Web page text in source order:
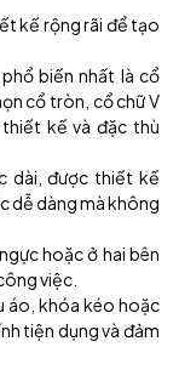
kế rộng rãi để tạo
biến nhất là cổ
cổ tròn, cổ chữ V
kế và đặc thù
dài, được thiết kế
dễ dàng mà không
hoặc ở hai bên
việc.
áo, khóa kéo hoặc
tiện dụng và đảm